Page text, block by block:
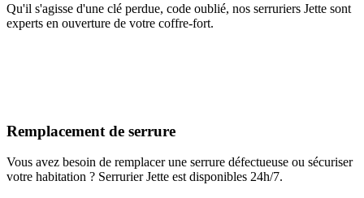
Qu'il s'agisse d'une clé perdue, code oublié, nos serruriers Jette sont
experts en ouverture de votre coffre-fort.
Remplacement de serrure
Vous avez besoin de remplacer une serrure défectueuse ou sécuriser
votre habitation ? Serrurier Jette est disponibles 24h/7.